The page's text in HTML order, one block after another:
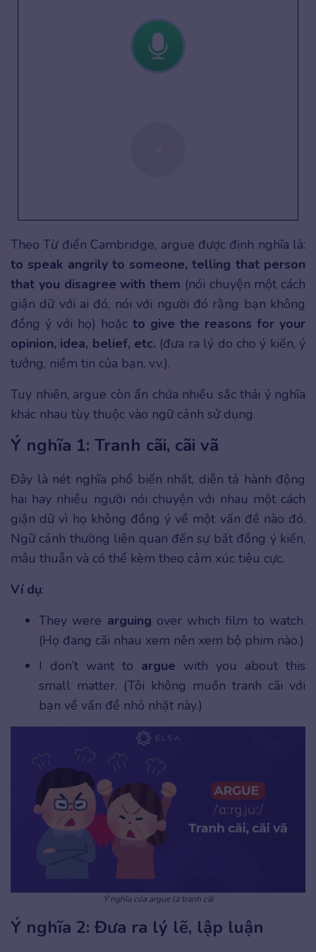
Theo Từ điển Cambridge, argue được định nghĩa là:
to speak angrily to someone, telling that person
that you disagree with them (nói chuyện một cách
giận dữ với ai đó, nói với người đó rằng bạn không
đồng ý với họ) hoặc to give the reasons for your
opinion, idea, belief, etc. (đưa ra lý do cho ý kiến, ý
tưởng, niềm tin của bạn, v.v.).
Tuy nhiên, argue còn ẩn chứa nhiều sắc thái ý nghĩa
khác nhau tùy thuộc vào ngữ cảnh sử dụng.
Ý nghĩa 1: Tranh cãi, cãi vã
Đây là nét nghĩa phổ biến nhất, diễn tả hành động
hai hay nhiều người nói chuyện với nhau một cách
giận dữ vì họ không đồng ý về một vấn đề nào đó.
Ngữ cảnh thường liên quan đến sự bất đồng ý kiến,
mâu thuẫn và có thể kèm theo cảm xúc tiêu cực.
Ví dụ:
They were arguing over which film to watch.
(Họ đang cãi nhau xem nên xem bộ phim nào.)
I don’t want to argue with you about this
small matter. (Tôi không muốn tranh cãi với
bạn về vấn đề nhỏ nhặt này.)
Ý nghĩa của argue là tranh cãi
Ý nghĩa 2: Đưa ra lý lẽ, lập luận